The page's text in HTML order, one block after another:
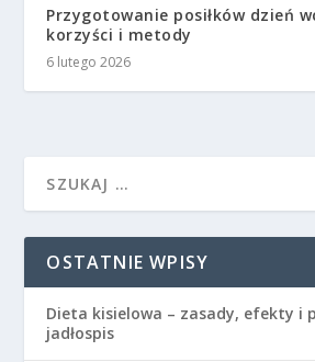
Przygotowanie posiłków dzień
korzyści i metody
6 lutego 2026
OSTATNIE WPISY
Dieta kisielowa – zasady, efekty i
jadłospis